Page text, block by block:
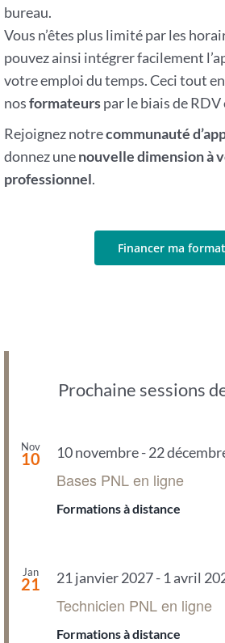
bureau.
Vous n’êtes plus limité par les
pouvez ainsi intégrer facilement
votre emploi du temps. Ceci tout
nosformateurspar le biais de
Rejoignez notrecommunauté
donnez unenouvelle dimension à
professionnel.
Financer ma
Prochaine sessions
Nov
10 10 novembre-22
Bases PNL en ligne
Formations à distance
Jan
21 21 janvier 2027- 1 avril
Technicien PNL en ligne
Formations à distance